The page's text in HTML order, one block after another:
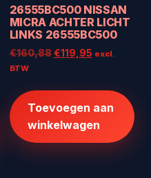
26555BC500 NISSAN
MICRA ACHTER LICHT
LINKS 26555BC500
€160,88 Oorspronkelijke
€119,95Huidige
€119,95.
excl.
BTW
Toevoegen aan
winkelwagen